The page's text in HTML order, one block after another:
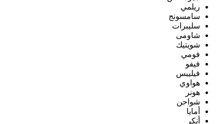
ريلمي
سامسونج
سليبرات
شاومى
شويتيك
فومي
فيفو
فيليبس
هواوي
هونر
شواحن
أمايا
أنكر